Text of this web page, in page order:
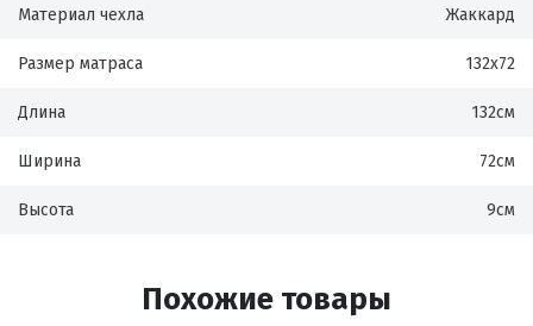
Материал чехла Жаккард
Размер матраса 132х72
Длина 132см
Ширина 72см
Высота 9см
Похожие товары